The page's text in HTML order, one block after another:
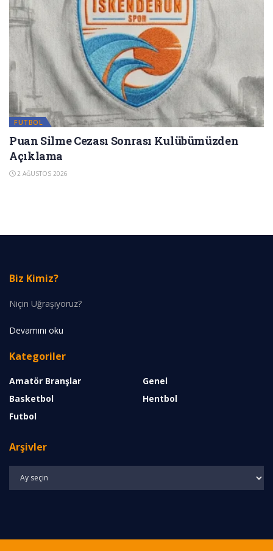
FUTBOL
Puan Silme Cezası Sonrası Kulübümüzden
Açıklama
2 AĞUSTOS 2026
Biz Kimiz?
Niçin Uğraşıyoruz?
Devamını oku
Kategoriler
Amatör Branşlar
Basketbol
Futbol
Genel
Hentbol
Arşivler